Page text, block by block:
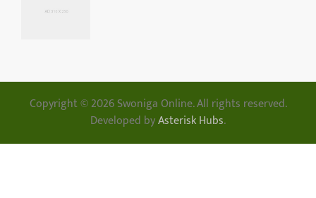
Copyright © 2026 Swoniga Online. All rights reserved.
Developed byAsterisk Hubs.